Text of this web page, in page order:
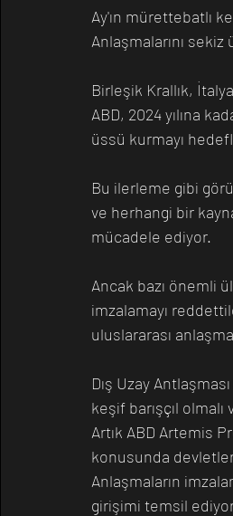
Ay'ın mürettebatlı
Anlaşmalarını sekiz
Birleşik Krallık,
ABD, 2024 yılına
üssü kurmayı
Bu ilerleme gibi
ve herhangi bir
mücadele ediyor.
Ancak bazı önemli
imzalamayı
uluslararası
Dış Uzay
keşif barışçıl
Artık ABD Artemis
konusunda
Anlaşmaların
girişimi temsil